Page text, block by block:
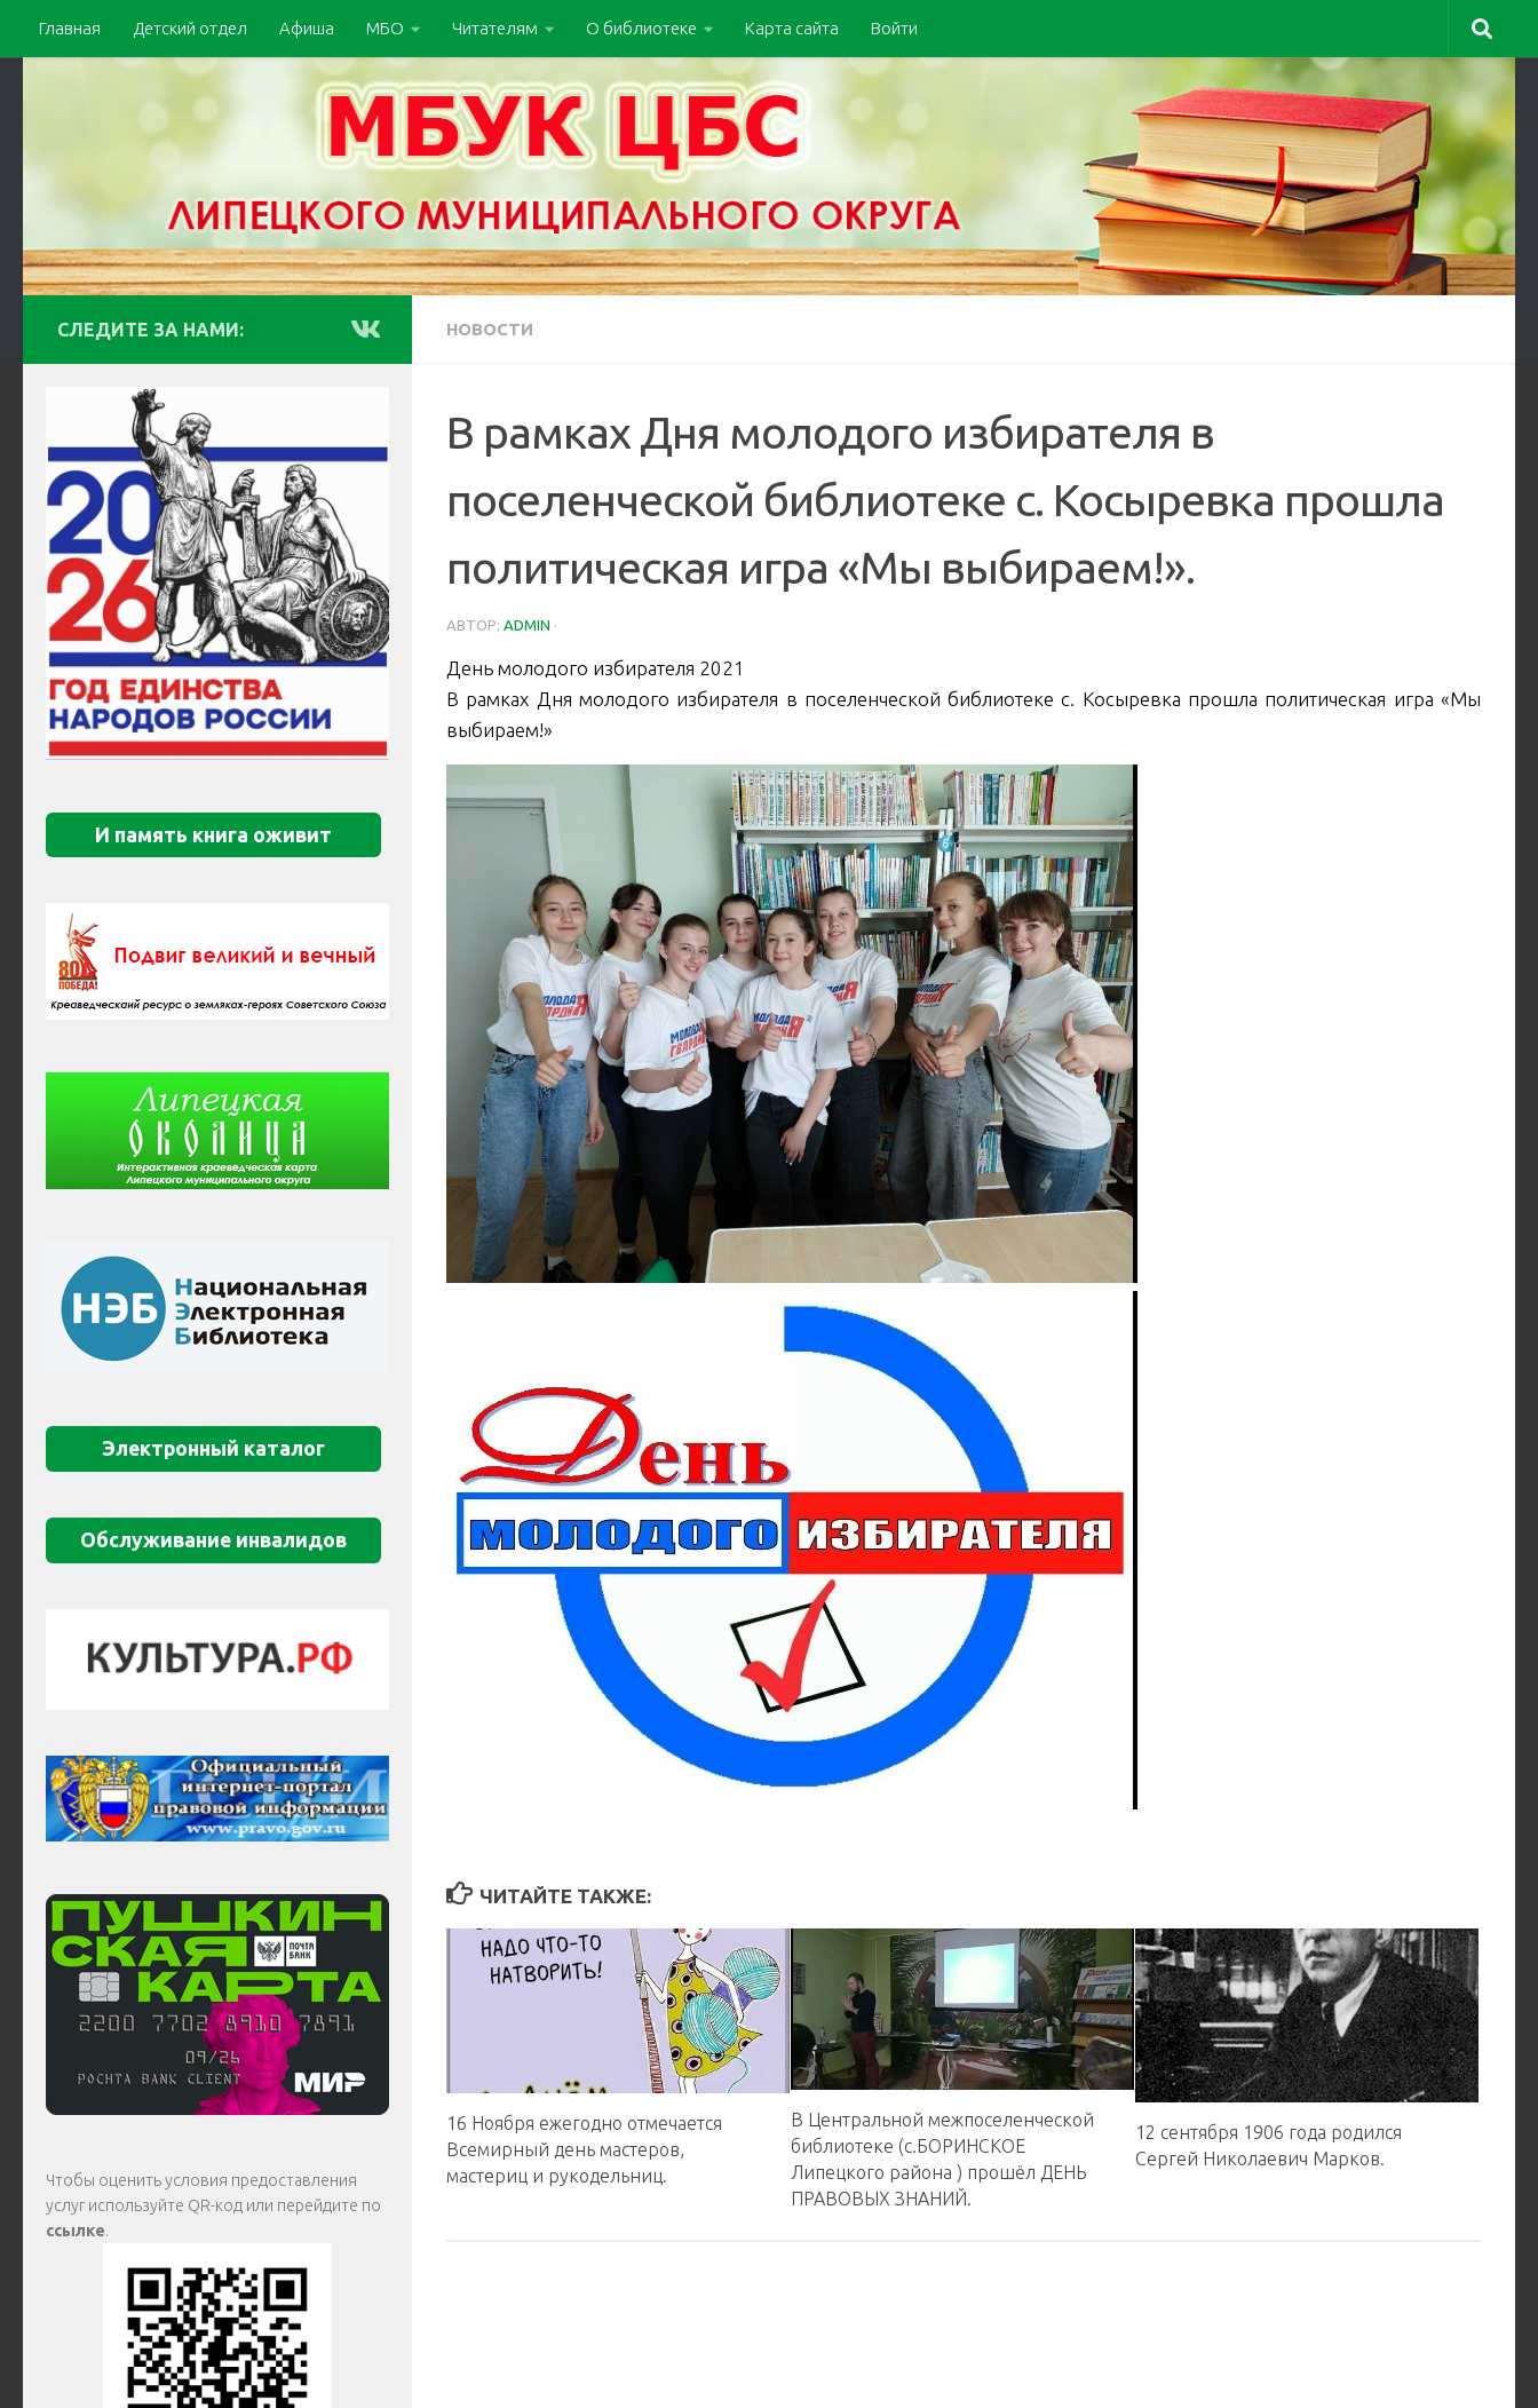
Главная Детский отдел Афиша МБО Читателям О библиотеке Карта сайта Войти
НОВОСТИ
В рамках Дня молодого избирателя в
поселенческой библиотеке с. Косыревка прошла
политическая игра «Мы выбираем!».
АВТОР: ADMIN ·
День молодого избирателя 2021
В рамках Дня молодого избирателя в поселенческой библиотеке с. Косыревка прошла политическая игра «Мы
выбираем!»
ЧИТАЙТЕ ТАКЖЕ:
16 Ноября ежегодно отмечается
Всемирный день мастеров️,
мастериц️ и рукодельниц.
В Центральной межпоселенческой
библиотеке (с.БОРИНСКОЕ
Липецкого района ) прошёл ДЕНЬ
ПРАВОВЫХ ЗНАНИЙ.
12 сентября 1906 года родился
Сергей Николаевич Марков.
СЛЕДИТЕ ЗА НАМИ:
И память книга оживит
Электронный каталог
Обслуживание инвалидов
Чтобы оценить условия предоставления
услуг используйте QR-код или перейдите по
ссылке.